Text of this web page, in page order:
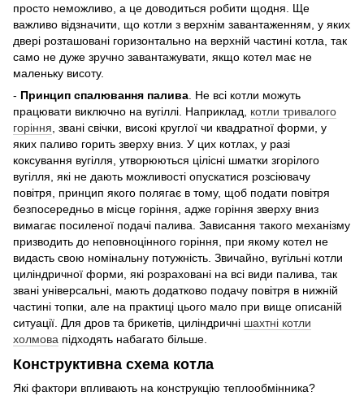
просто неможливо, а це доводиться робити щодня. Ще
важливо відзначити, що котли з верхнім завантаженням, у яких
двері розташовані горизонтально на верхній частині котла, так
само не дуже зручно завантажувати, якщо котел має не
маленьку висоту.
- Принцип спалювання палива . Не всі котли можуть
працювати виключно на вугіллі. Наприклад, котли тривалого
горіння , звані свічки, високі круглої чи квадратної форми, у
яких паливо горить зверху вниз. У цих котлах, у разі
коксування вугілля, утворюються цілісні шматки згорілого
вугілля, які не дають можливості опускатися розсіювачу
повітря, принцип якого полягає в тому, щоб подати повітря
безпосередньо в місце горіння, адже горіння зверху вниз
вимагає посиленої подачі палива. Зависання такого механізму
призводить до неповноцінного горіння, при якому котел не
видасть свою номінальну потужність. Звичайно, вугільні котли
циліндричної форми, які розраховані на всі види палива, так
звані універсальні, мають додатково подачу повітря в нижній
частині топки, але на практиці цього мало при вище описаній
ситуації. Для дров та брикетів, циліндричні шахтні котли
холмова підходять набагато більше.
Конструктивна схема котла
Які фактори впливають на конструкцію теплообмінника?